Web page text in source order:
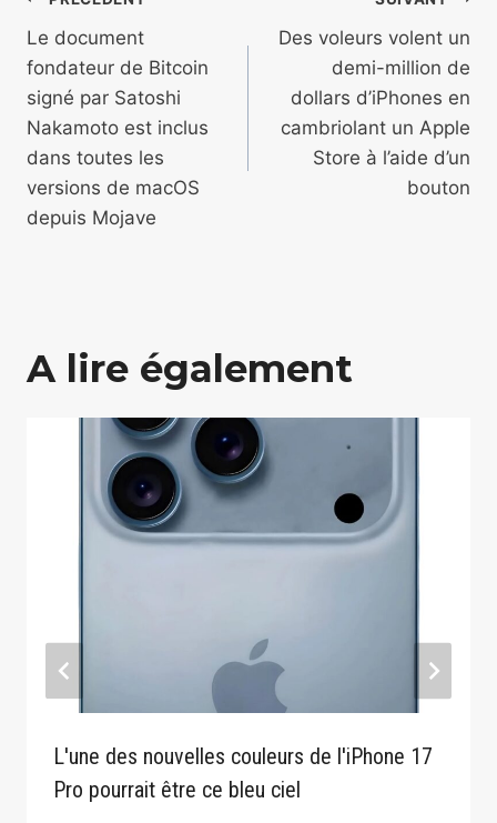
de
l’article
Le document
fondateur de Bitcoin
signé par Satoshi
Nakamoto est inclus
dans toutes les
versions de macOS
depuis Mojave
Des voleurs volent un
demi-million de
dollars d’iPhones en
cambriolant un Apple
Store à l’aide d’un
bouton
A lire également
L'une des nouvelles couleurs de l'iPhone 17
Pro pourrait être ce bleu ciel